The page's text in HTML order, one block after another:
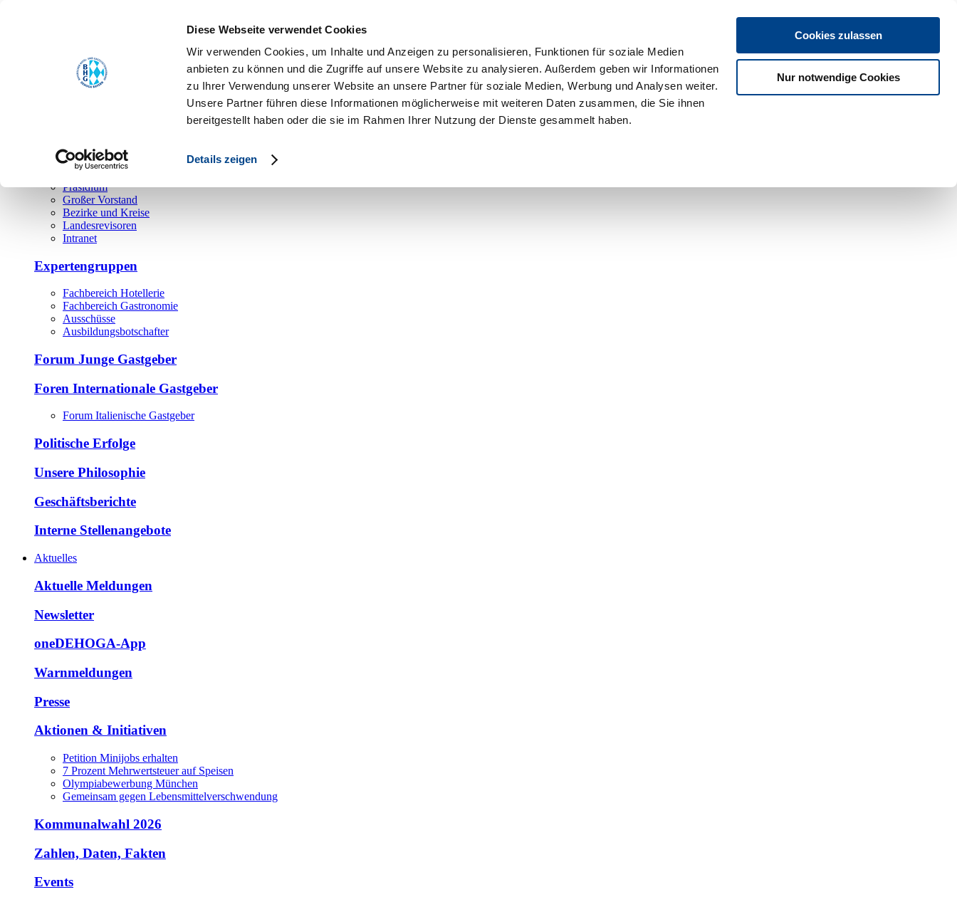
Diese Webseite verwendet Cookies
Wir verwenden Cookies, um Inhalte und Anzeigen zu personalisieren, Funktionen für soziale Medien
anbieten zu können und die Zugriffe auf unsere Website zu analysieren. Außerdem geben wir Informationen
zu Ihrer Verwendung unserer Website an unsere Partner für soziale Medien, Werbung und Analysen weiter.
Unsere Partner führen diese Informationen möglicherweise mit weiteren Daten zusammen, die Sie ihnen
bereitgestellt haben oder die sie im Rahmen Ihrer Nutzung der Dienste gesammelt haben.
Details zeigen
Cookies zulassen
Nur notwendige Cookies
Hauptamt
Bezirks- und Regionalgeschäftsstellen
Ehrenamt
Präsidium
Großer Vorstand
Bezirke und Kreise
Landesrevisoren
Intranet
Expertengruppen
Fachbereich Hotellerie
Fachbereich Gastronomie
Ausschüsse
Ausbildungsbotschafter
Forum Junge Gastgeber
Foren Internationale Gastgeber
Forum Italienische Gastgeber
Politische Erfolge
Unsere Philosophie
Geschäftsberichte
Interne Stellenangebote
Aktuelles
Aktuelle Meldungen
Newsletter
oneDEHOGA-App
Warnmeldungen
Presse
Aktionen & Initiativen
Petition Minijobs erhalten
7 Prozent Mehrwertsteuer auf Speisen
Olympiabewerbung München
Gemeinsam gegen Lebensmittelverschwendung
Kommunalwahl 2026
Zahlen, Daten, Fakten
Events